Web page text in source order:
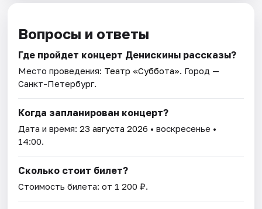
Вопросы и ответы
Где пройдет концерт Денискины рассказы?
Место проведения: Театр «Суббота». Город —
Санкт-Петербург.
Когда запланирован концерт?
Дата и время:23 августа 2026 • воскресенье •
14:00.
Сколько стоит билет?
Стоимость билета: от 1 200 ₽.